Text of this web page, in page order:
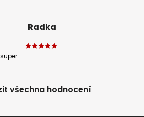
Radka
všechna hodnocení